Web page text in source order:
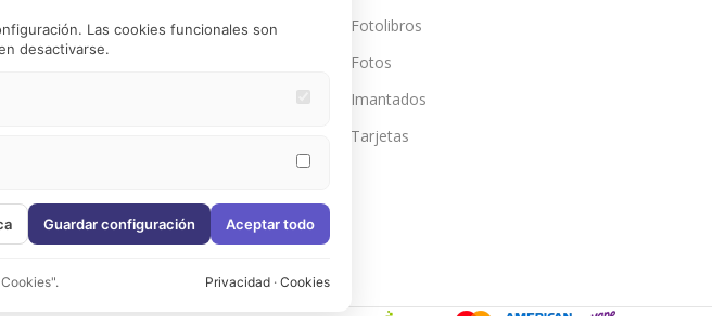
Política de pago en cuotas
Fotolibros
Fotos
Imantados
Tarjetas
Las cookies funcionales son
desactivarse.
Guardar configuración Aceptar todo
Privacidad · Cookies